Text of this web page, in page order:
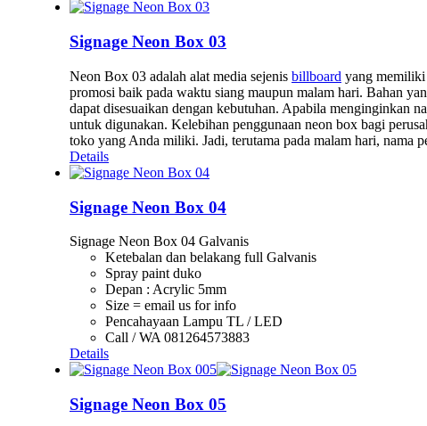
Signage Neon Box 03
Neon Box 03 adalah alat media sejenis billboard yang memiliki
promosi baik pada waktu siang maupun malam hari. Bahan
dapat disesuaikan dengan kebutuhan. Apabila menginginkan
untuk digunakan. Kelebihan penggunaan neon box bagi
toko yang Anda miliki. Jadi, terutama pada malam hari, nama
Details
Signage Neon Box 04
Signage Neon Box 04 Galvanis
Ketebalan dan belakang full Galvanis
Spray paint duko
Depan : Acrylic 5mm
Size = email us for info
Pencahayaan Lampu TL / LED
Call / WA 081264573883
Details
Signage Neon Box 05